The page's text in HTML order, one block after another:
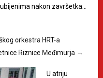
nakon završetka…
orkestra HRT-a
Riznice Međimurja →
U atriju